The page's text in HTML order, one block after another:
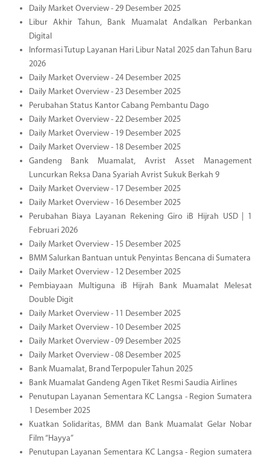
Daily Market Overview - 29 Desember 2025
Libur Akhir Tahun, Bank Muamalat Andalkan Perbankan
Digital
Informasi Tutup Layanan Hari Libur Natal 2025 dan Tahun Baru
2026
Daily Market Overview - 24 Desember 2025
Daily Market Overview - 23 Desember 2025
Perubahan Status Kantor Cabang Pembantu Dago
Daily Market Overview - 22 Desember 2025
Daily Market Overview - 19 Desember 2025
Daily Market Overview - 18 Desember 2025
Gandeng Bank Muamalat, Avrist Asset Management
Luncurkan Reksa Dana Syariah Avrist Sukuk Berkah 9
Daily Market Overview - 17 Desember 2025
Daily Market Overview - 16 Desember 2025
Perubahan Biaya Layanan Rekening Giro iB Hijrah USD | 1
Februari 2026
Daily Market Overview - 15 Desember 2025
BMM Salurkan Bantuan untuk Penyintas Bencana di Sumatera
Daily Market Overview - 12 Desember 2025
Pembiayaan Multiguna iB Hijrah Bank Muamalat Melesat
Double Digit
Daily Market Overview - 11 Desember 2025
Daily Market Overview - 10 Desember 2025
Daily Market Overview - 09 Desember 2025
Daily Market Overview - 08 Desember 2025
Bank Muamalat, Brand Terpopuler Tahun 2025
Bank Muamalat Gandeng Agen Tiket Resmi Saudia Airlines
Penutupan Layanan Sementara KC Langsa - Region Sumatera
1 Desember 2025
Kuatkan Solidaritas, BMM dan Bank Muamalat Gelar Nobar
Film “Hayya”
Penutupan Layanan Sementara KC Langsa - Region sumatera